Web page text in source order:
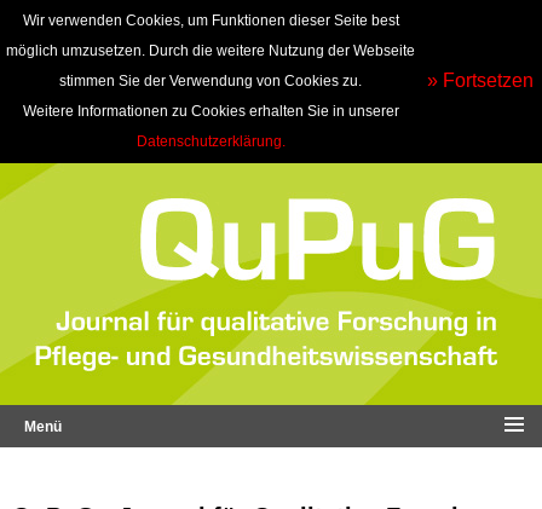
Wir verwenden Cookies, um Funktionen dieser Seite best
möglich umzusetzen. Durch die weitere Nutzung der Webseite
stimmen Sie der Verwendung von Cookies zu.
Weitere Informationen zu Cookies erhalten Sie in unserer
Datenschutzerklärung.
» Fortsetzen
Menü